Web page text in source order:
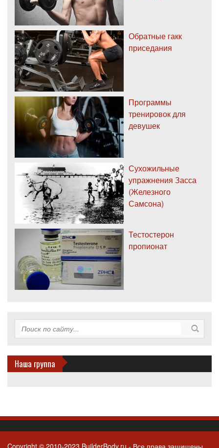
Обратные гакк
приседания
Программы
тренировок для
девушек
Сухожильные
упражнения Засса
(Железного
Самсона)
Тестостерон
пропионат
Наша группа